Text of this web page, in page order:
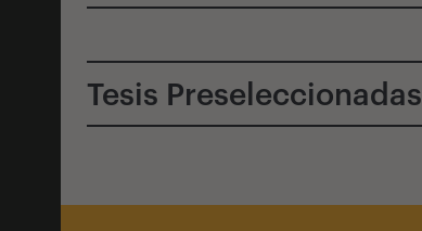
Tesis Preseleccionadas